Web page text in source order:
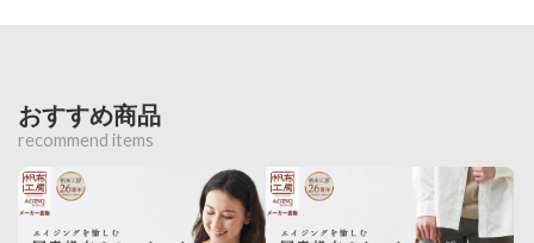
おすすめ商品
recommend items